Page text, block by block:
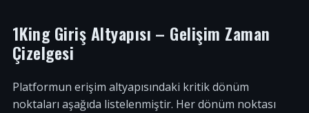
1King Giriş Altyapısı – Gelişim Zaman
Çizelgesi
Platformun erişim altyapısındaki kritik dönüm
noktaları aşağıda listelenmiştir. Her dönüm noktası